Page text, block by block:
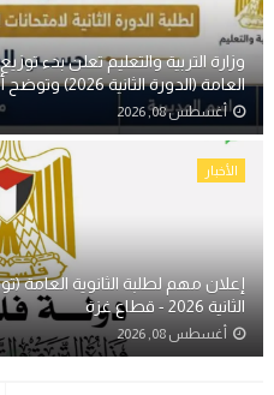
وزارة التربية والتعليم تعلن بدء
العامة (الدورة الثانية 2026) وتوضح أماكن الاستلام والتعليمات
أغسطس 08, 2026
الأخبار
إعلان مهم لطلبة الثانوية
الثانية 2026 - قطاع غزة
أغسطس 08, 2026